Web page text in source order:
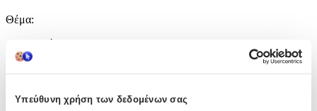
Υπεύθυνη χρήση των δεδομένων σας
Θέμα:
Λούτρινα